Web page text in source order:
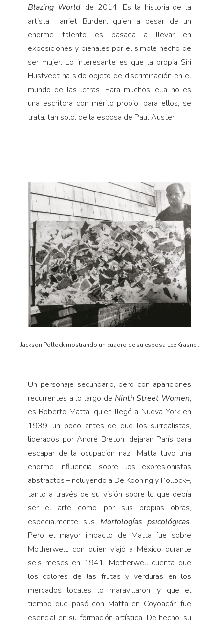
Blazing World, de 2014. Es la historia de la
artista Harriet Burden, quien a pesar de un
enorme talento es pasada a llevar en
exposiciones y bienales por el simple hecho de
ser mujer. Lo interesante es que la propia Siri
Hustvedt ha sido objeto de discriminación en el
mundo de las letras. Para muchos, ella no es
una escritora con mérito propio; para ellos, se
trata, tan solo, de la esposa de Paul Auster.
Jackson Pollock mostrando un cuadro de su esposa Lee Krasner.
Un personaje secundario, pero con apariciones
recurrentes a lo largo de Ninth Street Women,
es Roberto Matta, quien llegó a Nueva York en
1939, un poco antes de que los surrealistas,
liderados por André Breton, dejaran París para
escapar de la ocupación nazi. Matta tuvo una
enorme influencia sobre los expresionistas
abstractos –incluyendo a De Kooning y Pollock–,
tanto a través de su visión sobre lo que debía
ser el arte como por sus propias obras,
especialmente sus Morfologías psicológicas.
Pero el mayor impacto de Matta fue sobre
Motherwell, con quien viajó a México durante
seis meses en 1941. Motherwell cuenta que
los colores de las frutas y verduras en los
mercados locales lo maravillaron, y que el
tiempo que pasó con Matta en Coyoacán fue
esencial en su formación artística. De hecho, su